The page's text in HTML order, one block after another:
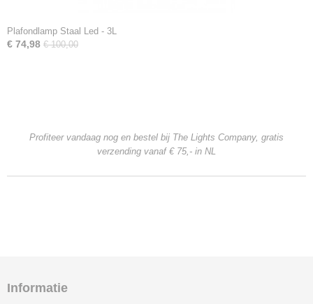
Plafondlamp Staal Led - 3L
€ 74,98 € 100,00
Profiteer vandaag nog en bestel bij The Lights Company, gratis
verzending vanaf € 75,- in NL
Informatie